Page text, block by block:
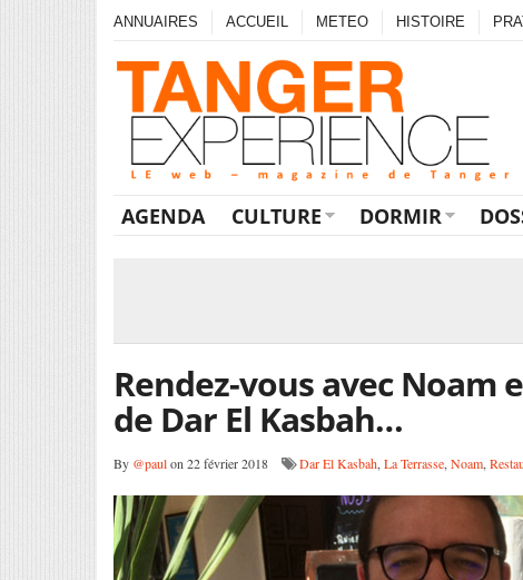
ANNUAIRES ACCUEIL METEO HISTOIRE
AGENDA CULTURE DORMIR
Rendez-vous avec Noam
de Dar El Kasbah…
By @paulon 22 février 2018 Dar El Kasbah,La Terrasse,Noam,